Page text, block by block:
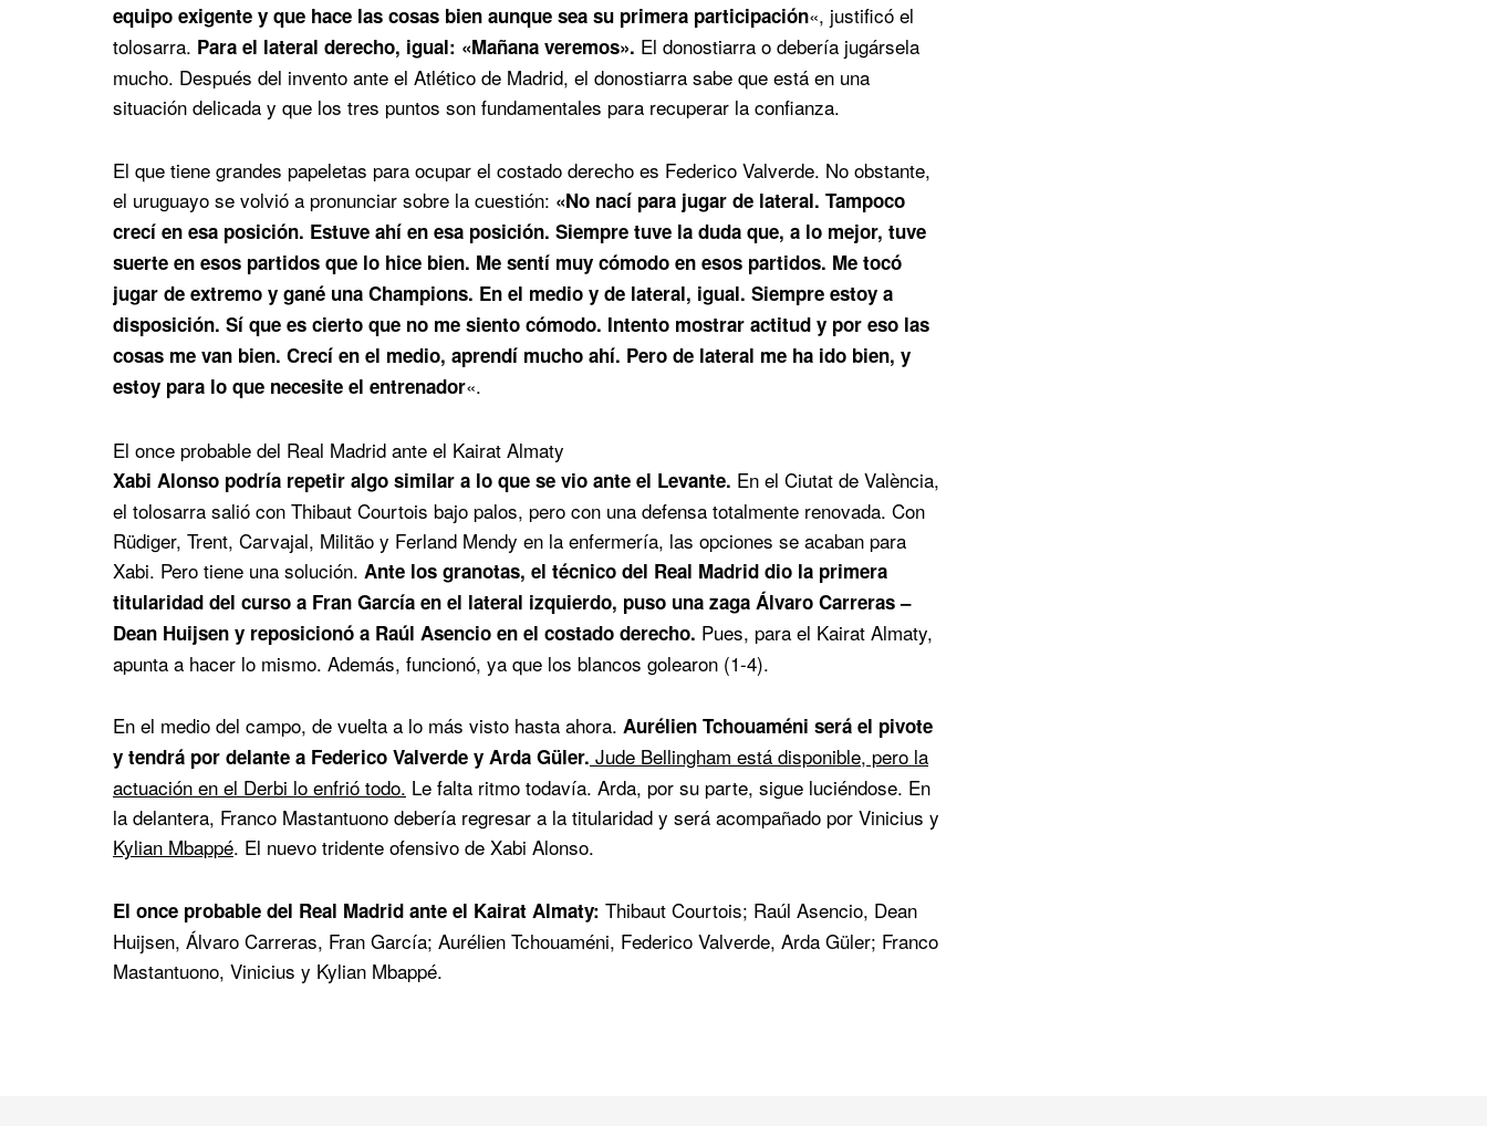
equipo exigente y que hace las cosas bien aunque sea su primera participación«, justificó el
tolosarra. Para el lateral derecho, igual: «Mañana veremos». El donostiarra o debería jugársela
mucho. Después del invento ante el Atlético de Madrid, el donostiarra sabe que está en una
situación delicada y que los tres puntos son fundamentales para recuperar la confianza.
El que tiene grandes papeletas para ocupar el costado derecho es Federico Valverde. No obstante,
el uruguayo se volvió a pronunciar sobre la cuestión: «No nací para jugar de lateral. Tampoco
crecí en esa posición. Estuve ahí en esa posición. Siempre tuve la duda que, a lo mejor, tuve
suerte en esos partidos que lo hice bien. Me sentí muy cómodo en esos partidos. Me tocó
jugar de extremo y gané una Champions. En el medio y de lateral, igual. Siempre estoy a
disposición. Sí que es cierto que no me siento cómodo. Intento mostrar actitud y por eso las
cosas me van bien. Crecí en el medio, aprendí mucho ahí. Pero de lateral me ha ido bien, y
estoy para lo que necesite el entrenador«.
El once probable del Real Madrid ante el Kairat Almaty
Xabi Alonso podría repetir algo similar a lo que se vio ante el Levante. En el Ciutat de València,
el tolosarra salió con Thibaut Courtois bajo palos, pero con una defensa totalmente renovada. Con
Rüdiger, Trent, Carvajal, Militão y Ferland Mendy en la enfermería, las opciones se acaban para
Xabi. Pero tiene una solución. Ante los granotas, el técnico del Real Madrid dio la primera
titularidad del curso a Fran García en el lateral izquierdo, puso una zaga Álvaro Carreras –
Dean Huijsen y reposicionó a Raúl Asencio en el costado derecho. Pues, para el Kairat Almaty,
apunta a hacer lo mismo. Además, funcionó, ya que los blancos golearon (1-4).
En el medio del campo, de vuelta a lo más visto hasta ahora. Aurélien Tchouaméni será el pivote
y tendrá por delante a Federico Valverde y Arda Güler. Jude Bellingham está disponible, pero la
actuación en el Derbi lo enfrió todo. Le falta ritmo todavía. Arda, por su parte, sigue luciéndose. En
la delantera, Franco Mastantuono debería regresar a la titularidad y será acompañado por Vinicius y
Kylian Mbappé. El nuevo tridente ofensivo de Xabi Alonso.
El once probable del Real Madrid ante el Kairat Almaty: Thibaut Courtois; Raúl Asencio, Dean
Huijsen, Álvaro Carreras, Fran García; Aurélien Tchouaméni, Federico Valverde, Arda Güler; Franco
Mastantuono, Vinicius y Kylian Mbappé.